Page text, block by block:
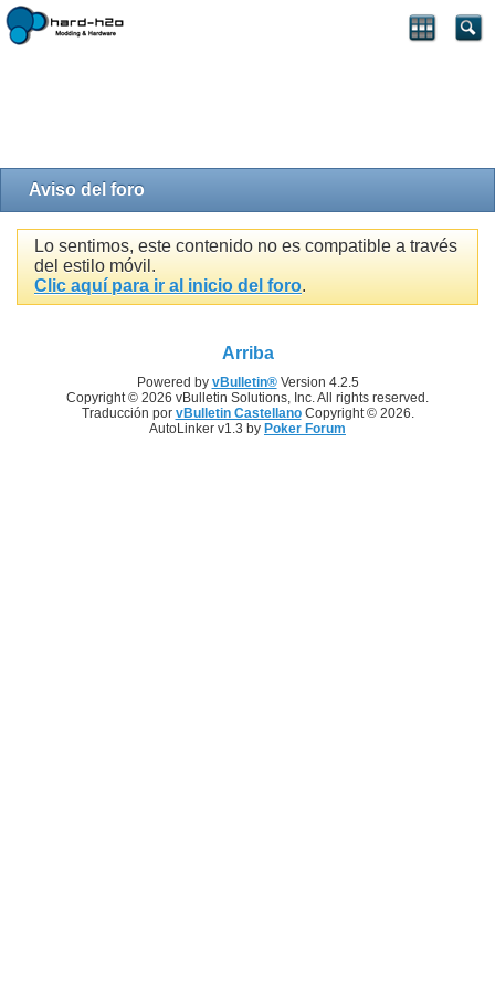
Aviso del foro
Lo sentimos, este contenido no es compatible a través
del estilo móvil.
Clic aquí para ir al inicio del foro.
Arriba
Powered by vBulletin®Version 4.2.5
Copyright © 2026 vBulletin Solutions, Inc. All rights reserved.
Traducción por vBulletin CastellanoCopyright © 2026.
AutoLinker v1.3 by Poker Forum